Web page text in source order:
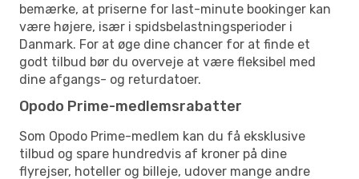
bemærke, at priserne for last-minute bookinger kan
være højere, især i spidsbelastningsperioder i
Danmark. For at øge dine chancer for at finde et
godt tilbud bør du overveje at være fleksibel med
dine afgangs- og returdatoer.
Opodo Prime-medlemsrabatter
Som Opodo Prime-medlem kan du få eksklusive
tilbud og spare hundredvis af kroner på dine
flyrejser, hoteller og billeje, udover mange andre